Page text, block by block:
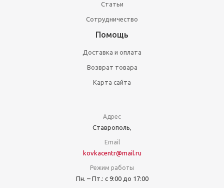
Статьи
Сотрудничество
Помощь
Доставка и оплата
Возврат товара
Карта сайта
Адрес
Ставрополь,
Email
kovkacentr@mail.ru
Режим работы
Пн. – Пт.: с 9:00 до 17:00